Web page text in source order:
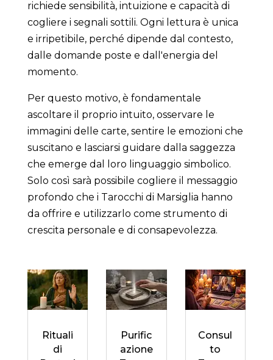
richiede sensibilità, intuizione e capacità di
cogliere i segnali sottili. Ogni lettura è unica
e irripetibile, perché dipende dal contesto,
dalle domande poste e dall'energia del
momento.
Per questo motivo, è fondamentale
ascoltare il proprio intuito, osservare le
immagini delle carte, sentire le emozioni che
suscitano e lasciarsi guidare dalla saggezza
che emerge dal loro linguaggio simbolico.
Solo così sarà possibile cogliere il messaggio
profondo che i Tarocchi di Marsiglia hanno
da offrire e utilizzarlo come strumento di
crescita personale e di consapevolezza.
Rituali
di
Purific
azione
Consul
to